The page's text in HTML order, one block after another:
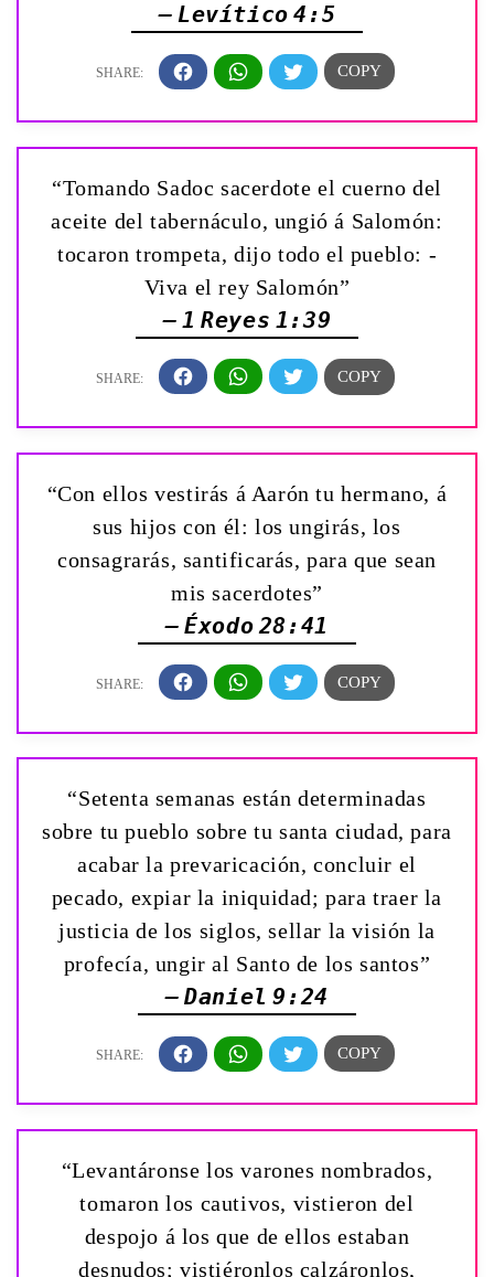
— Levítico 4:5
“Tomando Sadoc sacerdote el cuerno del
aceite del tabernáculo, ungió á Salomón:
tocaron trompeta, dijo todo el pueblo: ­
Viva el rey Salomón”
— 1 Reyes 1:39
“Con ellos vestirás á Aarón tu hermano, á
sus hijos con él: los ungirás, los
consagrarás, santificarás, para que sean
mis sacerdotes”
— Éxodo 28:41
“Setenta semanas están determinadas
sobre tu pueblo sobre tu santa ciudad, para
acabar la prevaricación, concluir el
pecado, expiar la iniquidad; para traer la
justicia de los siglos, sellar la visión la
profecía, ungir al Santo de los santos”
— Daniel 9:24
“Levantáronse los varones nombrados,
tomaron los cautivos, vistieron del
despojo á los que de ellos estaban
desnudos; vistiéronlos calzáronlos,